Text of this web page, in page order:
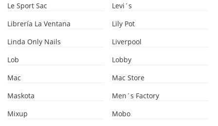
Le Sport Sac
Levi´s
Librería La Ventana
Lily Pot
Linda Only Nails
Liverpool
Lob
Lobby
Mac
Mac Store
Maskota
Men´s Factory
Mixup
Mobo